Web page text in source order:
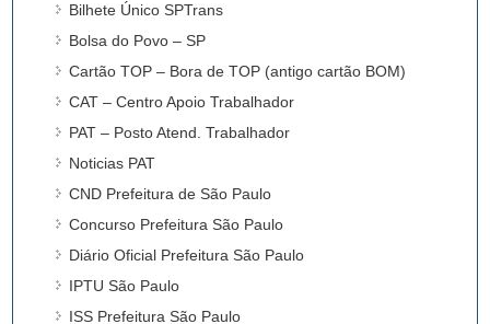
Bilhete Único SPTrans
Bolsa do Povo – SP
Cartão TOP – Bora de TOP (antigo cartão BOM)
CAT – Centro Apoio Trabalhador
PAT – Posto Atend. Trabalhador
Noticias PAT
CND Prefeitura de São Paulo
Concurso Prefeitura São Paulo
Diário Oficial Prefeitura São Paulo
IPTU São Paulo
ISS Prefeitura São Paulo